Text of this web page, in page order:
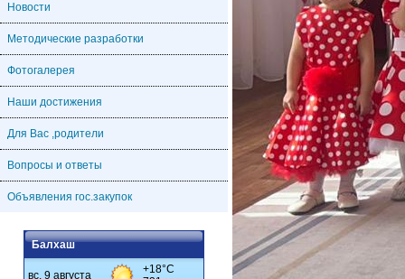
Новости
Методические разработки
Фотогалерея
Наши достижения
Для Вас ,родители
Вопросы и ответы
Объявления гос.закупок
Балхаш